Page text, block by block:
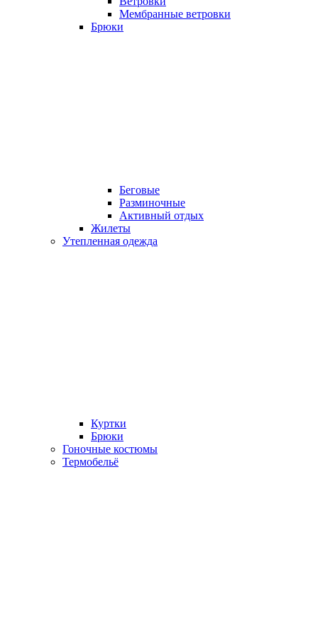
Мембранные ветровки
Брюки
Беговые
Разминочные
Активный отдых
Жилеты
Утепленная одежда
Куртки
Брюки
Гоночные костюмы
Термобельё